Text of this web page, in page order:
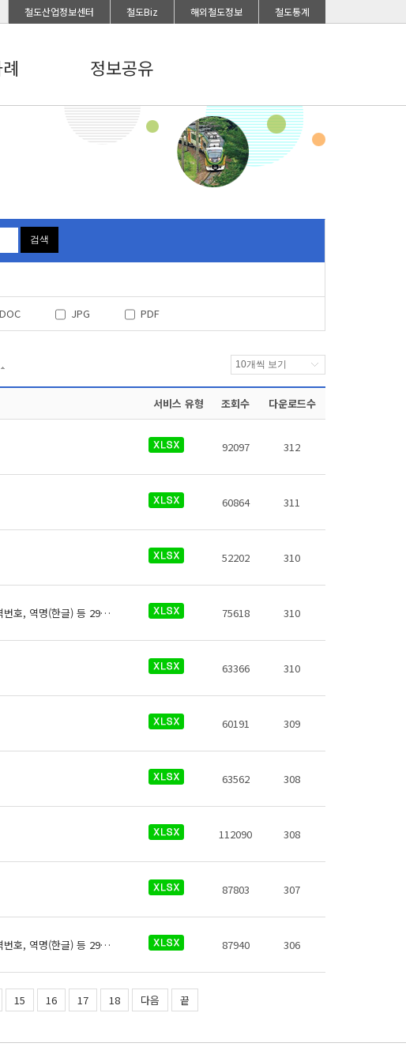
철도산업정보센터 철도Biz 해외철도정보 철도통계
정보공유
검색
DOC JPG PDF
서비스 유형 조회수 다운로드수
92097 312
60864 311
52202 310
신분당선 역사정보에 대한 데이터로 철도운영기관명, 운영노선, 역 종류, 역번호, 역명(한글) 등 29종의 데이터가 있습니다.
75618 310
63366 310
60191 309
63562 308
112090 308
87803 307
에버라인 역사정보에 대한 데이터로 철도운영기관명, 운영노선, 역 종류, 역번호, 역명(한글) 등 29종의 데이터가 있습니다.
87940 306
15 16 17 18 다음 끝